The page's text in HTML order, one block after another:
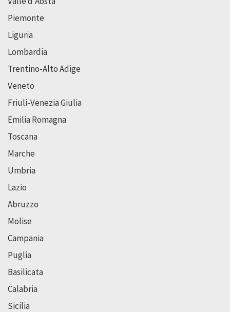
Piemonte
Liguria
Lombardia
Trentino-Alto Adige
Veneto
Friuli-Venezia Giulia
Emilia Romagna
Toscana
Marche
Umbria
Lazio
Abruzzo
Molise
Campania
Puglia
Basilicata
Calabria
Sicilia